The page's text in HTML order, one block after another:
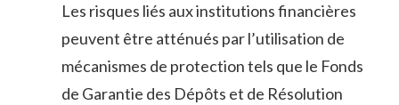
Les risques liés aux institutions financières
peuvent être atténués par l’utilisation de
mécanismes de protection tels que le Fonds
de Garantie des Dépôts et de Résolution